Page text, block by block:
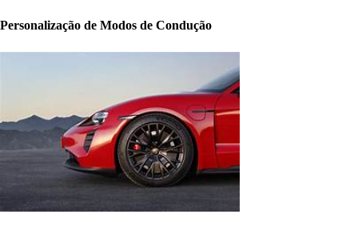
Personalização de Modos de Condução